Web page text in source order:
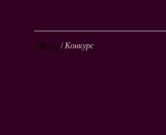
Olrs.ru /Конкурс